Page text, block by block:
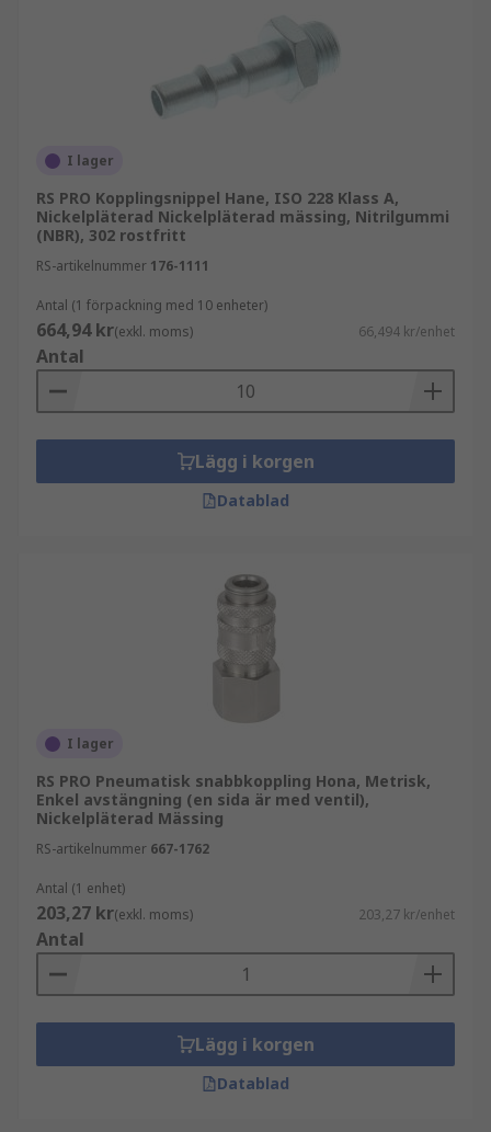
I lager
RS PRO Kopplingsnippel Hane, ISO 228 Klass A,
Nickelpläterad Nickelpläterad mässing, Nitrilgummi
(NBR), 302 rostfritt
RS-artikelnummer 176-1111
Antal (1 förpackning med 10 enheter)
664,94 kr(exkl. moms) 66,494 kr/enhet
Antal
Lägg i korgen
Datablad
I lager
RS PRO Pneumatisk snabbkoppling Hona, Metrisk,
Enkel avstängning (en sida är med ventil),
Nickelpläterad Mässing
RS-artikelnummer 667-1762
Antal (1 enhet)
203,27 kr(exkl. moms) 203,27 kr/enhet
Antal
Lägg i korgen
Datablad